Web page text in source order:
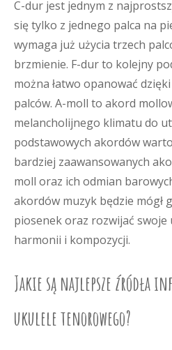
C-dur jest jednym z
się tylko z jednego palca na
wymaga już użycia trzech
brzmienie. F-dur to kolejny
można łatwo opanować
palców. A-moll to akord
melancholijnego klimatu do
podstawowych akordów
bardziej zaawansowanych
moll oraz ich odmian
akordów muzyk będzie mógł
piosenek oraz rozwijać swoje
harmonii i kompozycji.
Jakie są najlepsze źródła
ukulele tenorowego?